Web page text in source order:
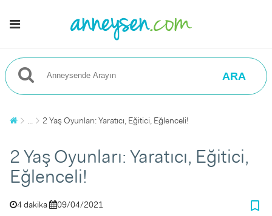
ARA
... 2 Yaş Oyunları: Yaratıcı, Eğitici, Eğlenceli!
2 Yaş Oyunları: Yaratıcı, Eğitici,
Eğlenceli!
4 dakika 09/04/2021 bookmark_border